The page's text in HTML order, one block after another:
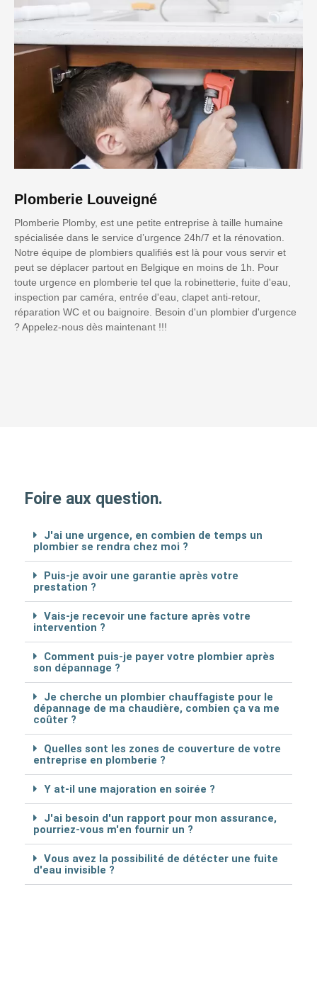
Plomberie Louveigné
Plomberie Plomby, est une petite entreprise à taille humaine
spécialisée dans le service d’urgence 24h/7 et la rénovation.
Notre équipe de plombiers qualifiés est là pour vous servir et
peut se déplacer partout en Belgique en moins de 1h. Pour
toute urgence en plomberie tel que la robinetterie, fuite d'eau,
inspection par caméra, entrée d'eau, clapet anti-retour,
réparation WC et ou baignoire. Besoin d'un plombier d'urgence
? Appelez-nous dès maintenant !!!
Foire aux question.
J'ai une urgence, en combien de temps un
plombier se rendra chez moi ?
Puis-je avoir une garantie après votre
prestation ?
Vais-je recevoir une facture après votre
intervention ?
Comment puis-je payer votre plombier après
son dépannage ?
Je cherche un plombier chauffagiste pour le
dépannage de ma chaudière, combien ça va me
coûter ?
Quelles sont les zones de couverture de votre
entreprise en plomberie ?
Y at-il une majoration en soirée ?
J'ai besoin d'un rapport pour mon assurance,
pourriez-vous m'en fournir un ?
Vous avez la possibilité de détécter une fuite
d'eau invisible ?